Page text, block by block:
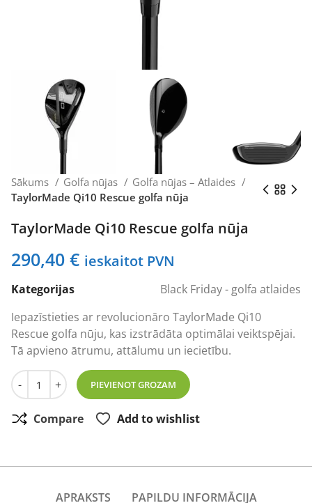
Sākums Golfa nūjas
Golfa nūjas – Atlaides
TaylorMade Qi10 Rescue golfa nūja
TaylorMade Qi10 Rescue golfa nūja
290,40 € ieskaitot PVN
Kategorijas
Black Friday - golfa atlaides
Iepazīstieties ar revolucionāro TaylorMade Qi10
Rescue golfa nūju, kas izstrādāta optimālai veiktspējai.
Tā apvieno ātrumu, attālumu un iecietību.
-
TaylorMade Qi10 Rescue golfa nūja daudzums
+ PIEVIENOT GROZAM
Compare Add to wishlist
APRAKSTS PAPILDU INFORMĀCIJA